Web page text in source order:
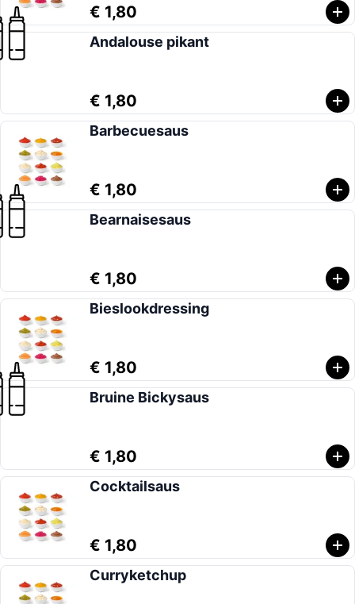
€ 1,80
Andalouse pikant
€ 1,80
Barbecuesaus
€ 1,80
Bearnaisesaus
€ 1,80
Bieslookdressing
€ 1,80
Bruine Bickysaus
€ 1,80
Cocktailsaus
€ 1,80
Curryketchup